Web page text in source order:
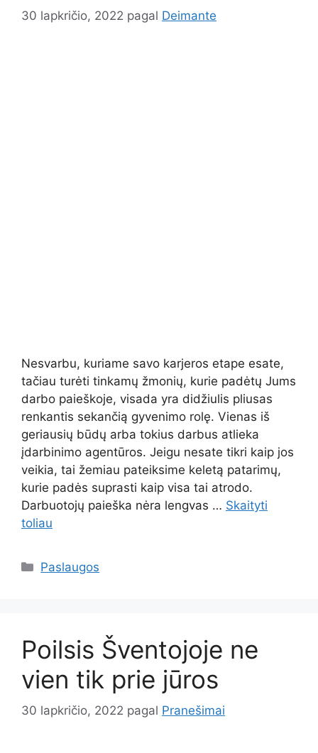
30 lapkričio, 2022 pagal Deimante
Nesvarbu, kuriame savo karjeros etape esate,
tačiau turėti tinkamų žmonių, kurie padėtų Jums
darbo paieškoje, visada yra didžiulis pliusas
renkantis sekančią gyvenimo rolę. Vienas iš
geriausių būdų arba tokius darbus atlieka
įdarbinimo agentūros. Jeigu nesate tikri kaip jos
veikia, tai žemiau pateiksime keletą patarimų,
kurie padės suprasti kaip visa tai atrodo.
Darbuotojų paieška nėra lengvas … Skaityti
toliau
Kategorijos
Paslaugos
Poilsis Šventojoje ne
vien tik prie jūros
30 lapkričio, 2022 pagal Pranešimai